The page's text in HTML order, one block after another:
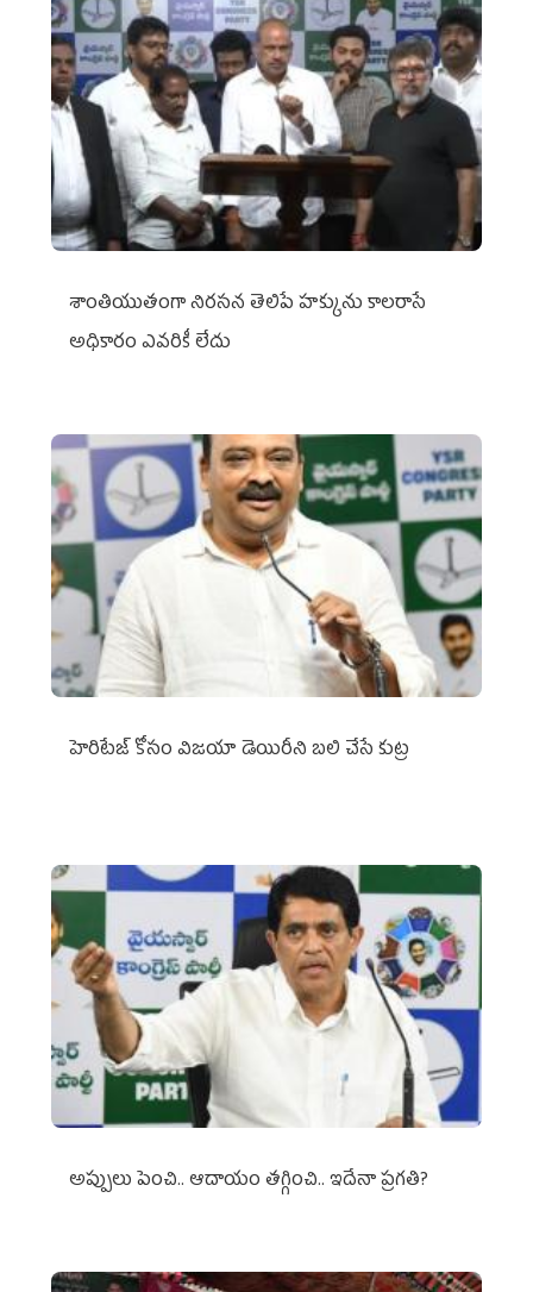
శాంతియుతంగా నిరసన తెలిపే హక్కును కాలరాసే
అధికారం ఎవరికీ లేదు
హెరిటేజ్ కోసం విజయా డెయిరీని బలి చేసే కుట్ర‌
అప్పులు పెంచి.. ఆదాయం తగ్గించి.. ఇదేనా ప్రగతి?